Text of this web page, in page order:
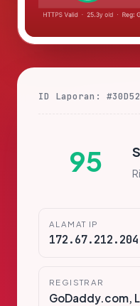
ID Laporan:
95
ALAMAT IP
172.67.212.204
REGISTRAR
GoDaddy.com, L